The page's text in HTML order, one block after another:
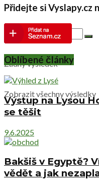
Žádný výsledek
Zobrazit všechny výsledky
Přidejte si Vyslapy.cz
Oblíbené články
Výstup na Lysou
se těšit
9.6.2025
Bakšiš v Egyptě?
vědět a jak